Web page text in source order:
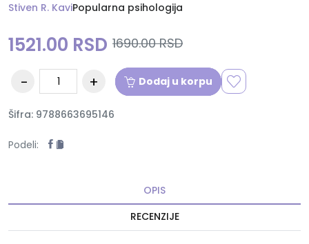
Stiven R. KaviPopularna psihologija
1521.00 RSD 1690.00 RSD
Dodaj u korpu
Šifra: 9788663695146
Podeli:
OPIS
RECENZIJE